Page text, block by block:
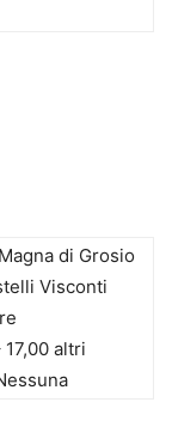
di Grosio
Visconti
altri